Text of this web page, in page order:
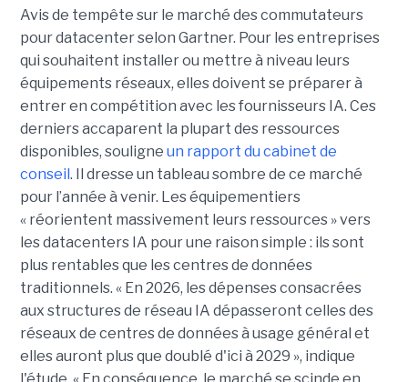
Avis de tempête sur le marché des commutateurs
pour datacenter selon Gartner. Pour les entreprises
qui souhaitent installer ou mettre à niveau leurs
équipements réseaux, elles doivent se préparer à
entrer en compétition avec les fournisseurs IA. Ces
derniers accaparent la plupart des ressources
disponibles, souligne un rapport du cabinet de
conseil. Il dresse un tableau sombre de ce marché
pour l’année à venir. Les équipementiers
« réorientent massivement leurs ressources » vers
les datacenters IA pour une raison simple : ils sont
plus rentables que les centres de données
traditionnels. « En 2026, les dépenses consacrées
aux structures de réseau IA dépasseront celles des
réseaux de centres de données à usage général et
elles auront plus que doublé d'ici à 2029 », indique